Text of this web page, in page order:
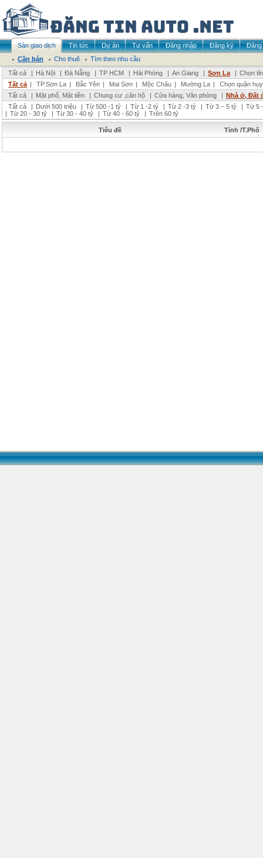
Sàn giao dịch Tin tức Dự án Tư vấn Đăng nhập Đăng ký
Đăng
Cần bán
Cho thuê
Tìm theo nhu cầu
Tất cả
| Hà Nội | Đà Nẵng | TP HCM | Hải Phòng | An Giang | Sơn La | Chọn
Tất cả | TP.Sơn La | Bắc Yên | Mai Sơn | Mộc Châu | Mường La |
Chọn quận
Tất cả
| Mặt phố, Mặt tiền | Chung cư ,căn hộ | Cửa hàng, Văn phòng | Nhà ở, Đất
Tất cả
| Dưới 500 triệu | Từ 500 -1 tỷ | Từ 1 -2 tỷ | Từ 2 -3 tỷ | Từ 3 – 5 tỷ | Từ 5
| Từ 20 - 30 tỷ | Từ 30 - 40 tỷ | Từ 40 - 60 tỷ | Trên 60 tỷ
Tiêu đề Tỉnh /T.Phố